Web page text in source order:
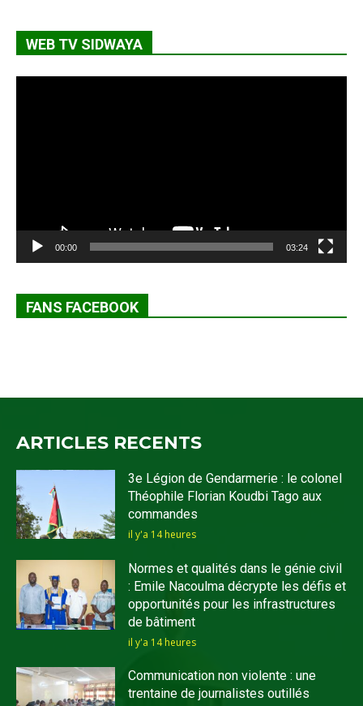
WEB TV SIDWAYA
00:00 03:24
FANS FACEBOOK
ARTICLES RECENTS
3e Légion de Gendarmerie : le colonel
Théophile Florian Koudbi Tago aux
commandes
il y'a 14 heures
Normes et qualités dans le génie civil
: Emile Nacoulma décrypte les défis et
opportunités pour les infrastructures
de bâtiment
il y'a 14 heures
Communication non violente : une
trentaine de journalistes outillés